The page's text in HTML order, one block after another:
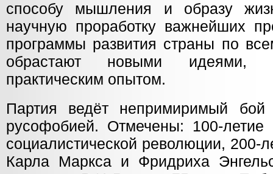
способу мышления и образу
научную проработку важнейших
программы развития страны по
обрастают новыми идеями,
практическим опытом.
Партия ведёт непримиримый бой
русофобией. Отмечены: 100-летие
социалистической революции, 200-
Карла Маркса и Фридриха